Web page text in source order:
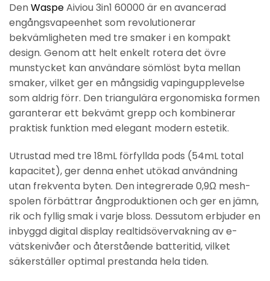
DenWaspeAiviou 3in1 60000 är en avancerad
engångsvapeenhet som revolutionerar
bekvämligheten med tre smaker i en kompakt
design. Genom att helt enkelt rotera det övre
munstycket kan användare sömlöst byta mellan
smaker, vilket ger en mångsidig vapingupplevelse
som aldrig förr. Den triangulära ergonomiska formen
garanterar ett bekvämt grepp och kombinerar
praktisk funktion med elegant modern estetik.
Utrustad med tre 18mL förfyllda pods (54mL total
kapacitet), ger denna enhet utökad användning
utan frekventa byten. Den integrerade 0,9Ω mesh-
spolen förbättrar ångproduktionen och ger en jämn,
rik och fyllig smak i varje bloss. Dessutom erbjuder en
inbyggd digital display realtidsövervakning av e-
vätskenivåer och återstående batteritid, vilket
säkerställer optimal prestanda hela tiden.